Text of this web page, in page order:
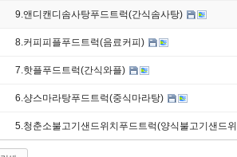
9.앤디캔디솜사탕푸드트럭(간식솜사탕)
8.커피피플푸드트럭(음료커피)
7.핫플푸드트럭(간식와플)
6.샹스마라탕푸드트럭(중식마라탕)
5.청춘소불고기샌드위치푸드트럭(양식불고기샌드